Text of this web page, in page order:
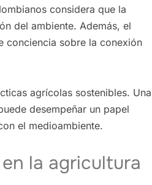
considera que la
del ambiente. Además, el
conciencia sobre la conexión
agrícolas sostenibles. Una
desempeñar un papel
el medioambiente.
la agricultura